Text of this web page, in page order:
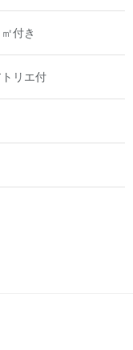
㎡付き
リエ付